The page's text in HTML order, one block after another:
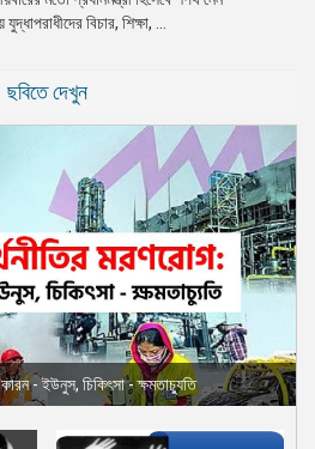
বিচার, শিক্ষা, ...
ছবিতে দেখুন
- ইউনুস, চিকিৎসা - ক্ষমতাচ্যুতি